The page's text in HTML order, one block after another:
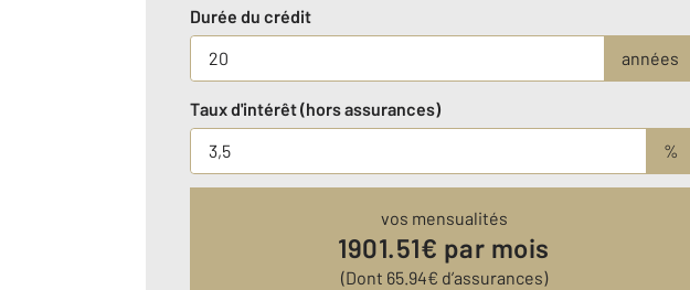
Durée du crédit
années
Taux d'intérêt (hors assurances)
%
vos mensualités
1901.51€ par mois
(Dont 65.94€ d’assurances)